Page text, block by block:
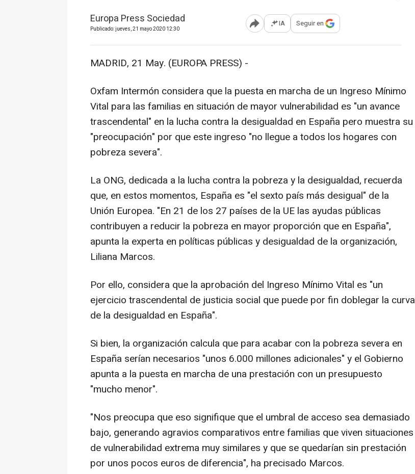
Europa Press Sociedad
Publicado: jueves, 21 mayo 2020 12:30 Abrir opciones para compartir
IA Seguir en
MADRID, 21 May. (EUROPA PRESS) -
Oxfam Intermón considera que la puesta en marcha de un Ingreso Mínimo
Vital para las familias en situación de mayor vulnerabilidad es "un avance
trascendental" en la lucha contra la desigualdad en España pero muestra su
"preocupación" por que este ingreso "no llegue a todos los hogares con
pobreza severa".
La ONG, dedicada a la lucha contra la pobreza y la desigualdad, recuerda
que, en estos momentos, España es "el sexto país más desigual" de la
Unión Europea. "En 21 de los 27 países de la UE las ayudas públicas
contribuyen a reducir la pobreza en mayor proporción que en España",
apunta la experta en políticas públicas y desigualdad de la organización,
Liliana Marcos.
Por ello, considera que la aprobación del Ingreso Mínimo Vital es "un
ejercicio trascendental de justicia social que puede por fin doblegar la curva
de la desigualdad en España".
Si bien, la organización calcula que para acabar con la pobreza severa en
España serían necesarios "unos 6.000 millones adicionales" y el Gobierno
apunta a la puesta en marcha de una prestación con un presupuesto
"mucho menor".
"Nos preocupa que eso signifique que el umbral de acceso sea demasiado
bajo, generando agravios comparativos entre familias que viven situaciones
de vulnerabilidad extrema muy similares y que se quedarían sin prestación
por unos pocos euros de diferencia", ha precisado Marcos.